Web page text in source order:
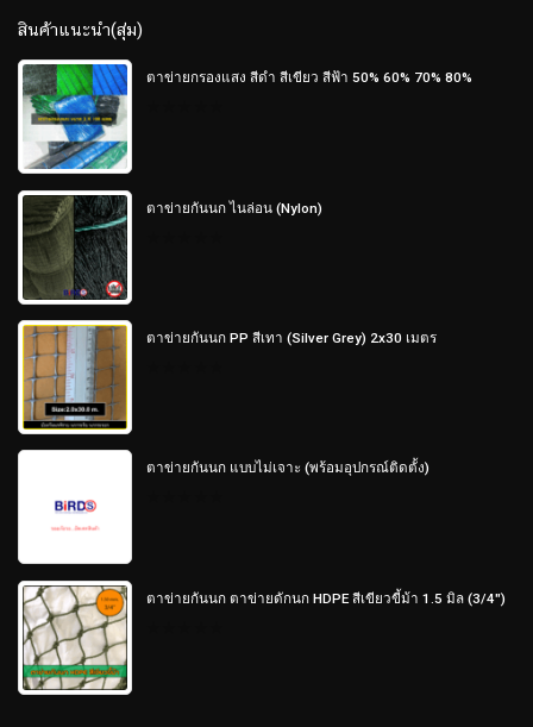
สินค้าแนะนำ(สุ่ม)
ตาข่ายกรองแสง สีดำ สีเขียว สีฟ้า 50% 60% 70% 80%
ตาข่ายกันนก ไนล่อน (Nylon)
ตาข่ายกันนก PP สีเทา (Silver Grey) 2x30 เมตร
ตาข่ายกันนก แบบไม่เจาะ (พร้อมอุปกรณ์ติดตั้ง)
ตาข่ายกันนก ตาข่ายดักนก HDPE สีเขียวขี้ม้า 1.5 มิล (3/4")